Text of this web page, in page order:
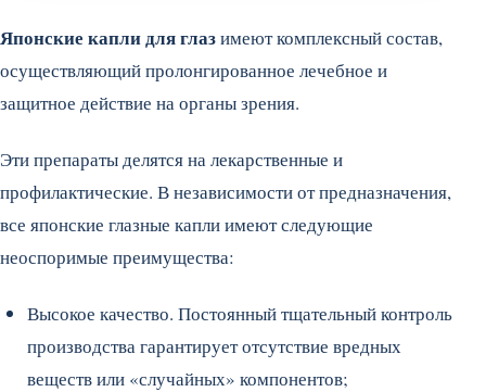
Японские капли для глазимеют комплексный состав,
осуществляющий пролонгированное лечебное и
защитное действие на органы зрения.
Эти препараты делятся на лекарственные и
профилактические. В независимости от предназначения,
все японские глазные капли имеют следующие
неоспоримые преимущества:
Высокое качество. Постоянный тщательный контроль
производства гарантирует отсутствие вредных
веществ или «случайных» компонентов;